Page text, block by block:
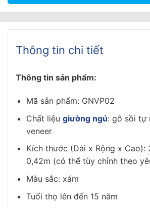
Thông tin chi tiết
Thông tin sản phẩm:
Mã sản phẩm: GNVP02
Chất liệu giường ngủ: gỗ sồi tự
veneer
Kích thước (Dài x Rộng x Cao):
0,42m (có thể tùy chỉnh theo
Màu sắc: xám
Tuổi thọ lên đến 15 năm